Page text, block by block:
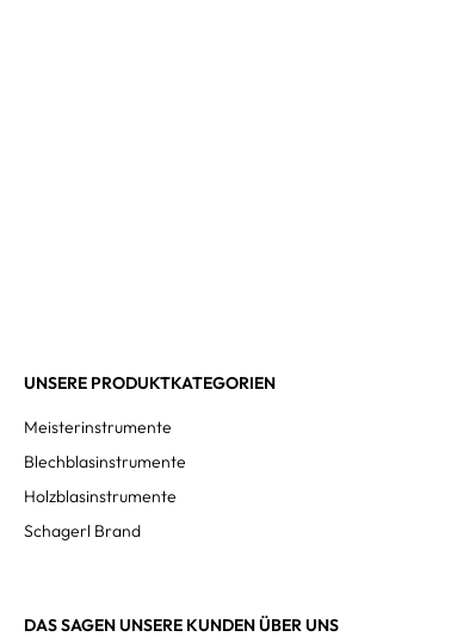
UNSERE PRODUKTKATEGORIEN
Meisterinstrumente
Blechblasinstrumente
Holzblasinstrumente
Schagerl Brand
DAS SAGEN UNSERE KUNDEN ÜBER UNS